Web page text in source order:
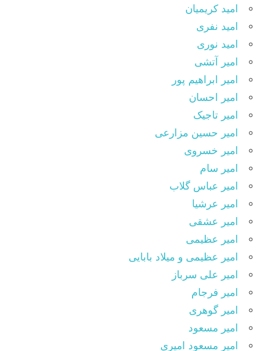
امید کریمیان
امید نفری
امید نوری
امیر آتشی
امیر ابراهیم پور
امیر احسان
امیر تاجیک
امیر حسین مزارعی
امیر خسروی
امیر سام
امیر عباس گلاب
امیر عرشیا
امیر عشقی
امیر عظیمی
امیر عظیمی و میلاد بابایی
امیر علی سرباز
امیر فرجام
امیر گوهری
امیر مسعود
امیر مسعود امیری